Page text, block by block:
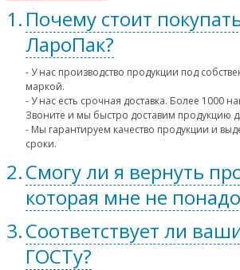
Почему стоит
ЛароПак?
- У нас производство продукции под
маркой.
- У нас есть срочная доставка. Более 1000
Звоните и мы быстро доставим продукцию
- Мы гарантируем качество продукции и
сроки.
Смогу ли я вернуть
которая мне не
Соответствует ли
ГОСТу?